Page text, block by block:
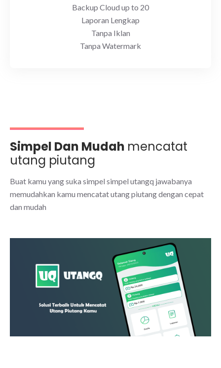
Backup Cloud up to 20
Laporan Lengkap
Tanpa Iklan
Tanpa Watermark
Simpel Dan Mudah mencatat
utang piutang
Buat kamu yang suka simpel simpel utangq jawabanya
memudahkan kamu mencatat utang piutang dengan cepat
dan mudah